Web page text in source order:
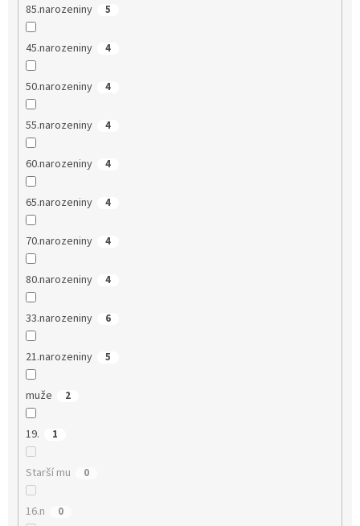
85.narozeniny 5
45.narozeniny 4
50.narozeniny 4
55.narozeniny 4
60.narozeniny 4
65.narozeniny 4
70.narozeniny 4
80.narozeniny 4
33.narozeniny 6
21.narozeniny 5
muže 2
19. 1
Starší mu 0
16.n 0